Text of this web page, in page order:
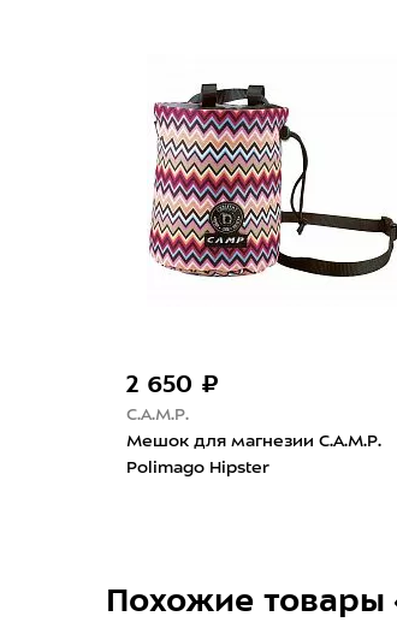
Boulder Monsters
Мешок для магнезии Boulder
Monsters Кот и веревка
Похожие товары